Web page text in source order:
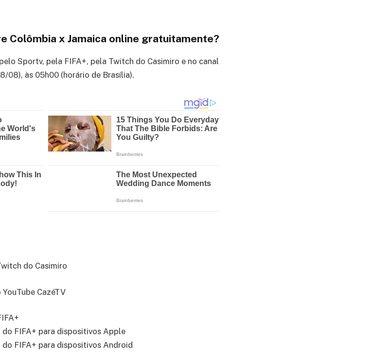
Colômbia x Jamaica online gratuitamente?
Sportv, pela FIFA+, pela Twitch do Casimiro e no canal
08), às 05h00 (horário de Brasília).
do Casimiro
CazéTV
FIFA+ para dispositivos Apple
FIFA+ para dispositivos Android